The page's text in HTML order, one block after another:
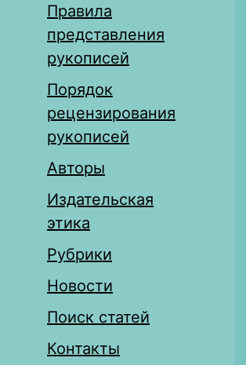
Правила
представления
рукописей
Порядок
рецензирования
рукописей
Авторы
Издательская
этика
Рубрики
Новости
Поиск статей
Контакты